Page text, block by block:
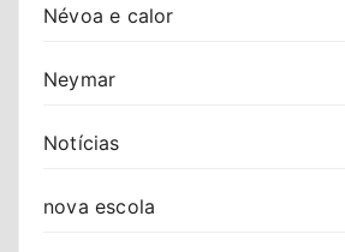
Névoa e calor
Neymar
Notícias
nova escola